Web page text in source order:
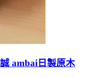
ambai日製原木